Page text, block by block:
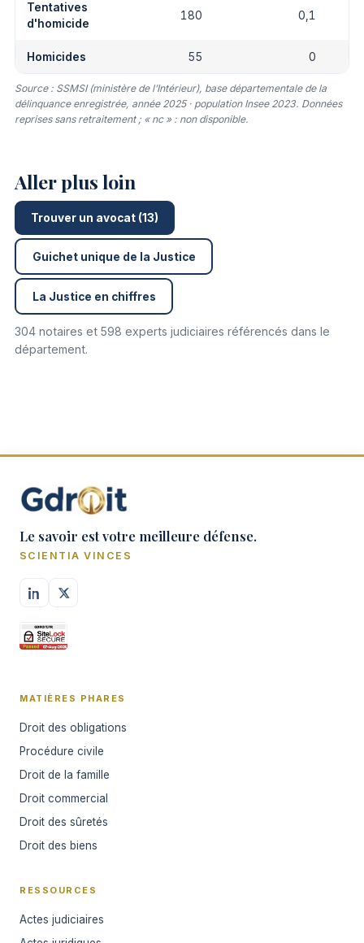
Tentatives
d'homicide
180 0,1
Homicides 55 0
Source : SSMSI (ministère de l’Intérieur), base départementale de la
délinquance enregistrée, année 2025 · population Insee 2023. Données
reprises sans retraitement ; « nc » : non disponible.
Aller plus loin
Trouver un avocat (13)
Guichet unique de la Justice
La Justice en chiffres
304 notaires et 598 experts judiciaires référencés dans le
département.
Le savoir est votre meilleure défense.
SCIENTIA VINCES
MATIÈRES PHARES
Droit des obligations
Procédure civile
Droit de la famille
Droit commercial
Droit des sûretés
Droit des biens
RESSOURCES
Actes judiciaires